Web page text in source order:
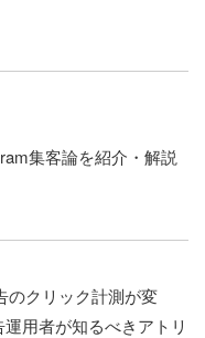
集客論を紹介・解説
のクリック計測が変
用者が知るべきアトリ